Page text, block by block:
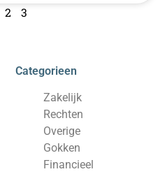
2 3
Categorieen
Zakelijk
Rechten
Overige
Gokken
Financieel